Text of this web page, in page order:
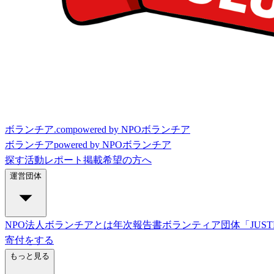
ボランチア.compowered by NPOボランチア
ボランチアpowered by NPOボランチア
探す活動レポート 掲載希望の方へ
運営団体
NPO法人ボランチアとは年次報告書ボランティア団体「
寄付をする
もっと見る